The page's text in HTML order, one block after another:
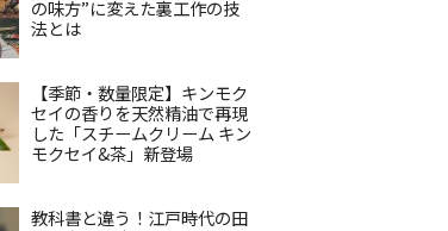
の味方”に変えた裏工作の技
法とは
【季節・数量限定】キンモク
セイの香りを天然精油で再現
した「スチームクリーム キン
モクセイ&茶」新登場
教科書と違う！江戸時代の田